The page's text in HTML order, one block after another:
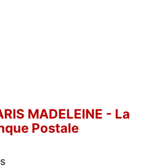
MADELEINE - La
Postale